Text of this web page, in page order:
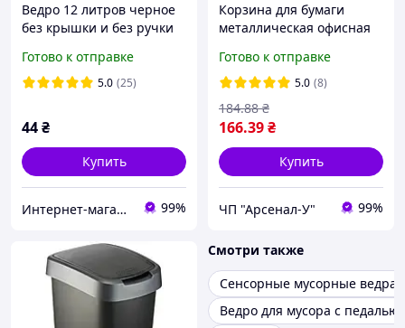
Ведро 12 литров черное
без крышки и без ручки
(ХАРПЛАСТМАСС)
Готово к отправке
5.0 (25)
44₴
Купить
Интернет-магазин Хозторг Харьков - товары для дома, сада и огорода оптом 99%
Корзина для бумаги
металлическая офисная
черная
Готово к отправке
5.0 (8)
166.39₴
184.88 ₴
Купить
ЧП "Арсенал-У" 99%
Смотри также
Сенсорные мусорные ведра
Ведро для мусора с педалью